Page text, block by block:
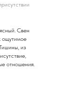
Свен
ощутимое
из
отношения.